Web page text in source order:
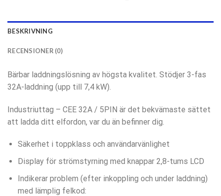
BESKRIVNING
RECENSIONER (0)
Bärbar laddningslösning av högsta kvalitet. Stödjer 3-fas
32A-laddning (upp till 7,4 kW).
Industriuttag – CEE 32A / 5PIN är det bekvämaste sättet
att ladda ditt elfordon, var du än befinner dig.
Säkerhet i toppklass och användarvänlighet
Display för strömstyrning med knappar 2,8-tums LCD
Indikerar problem (efter inkoppling och under laddning)
med lämplig felkod: